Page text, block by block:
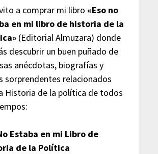
a comprar mi libro «Eso no
en mi libro de historia de la
(Editorial Almuzara) donde
descubrir un buen puñado de
anécdotas, biografías y
sorprendentes relacionados
Historia de la política de todos
Estaba en mi Libro de
de la Política